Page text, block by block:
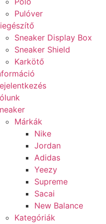
Pulóver
Sneaker Display Box
Sneaker Shield
Karkötő
Márkák
Nike
Jordan
Adidas
Yeezy
Supreme
Sacai
New Balance
Kategóriák